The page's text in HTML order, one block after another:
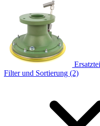
Filter und Sortierung (2)